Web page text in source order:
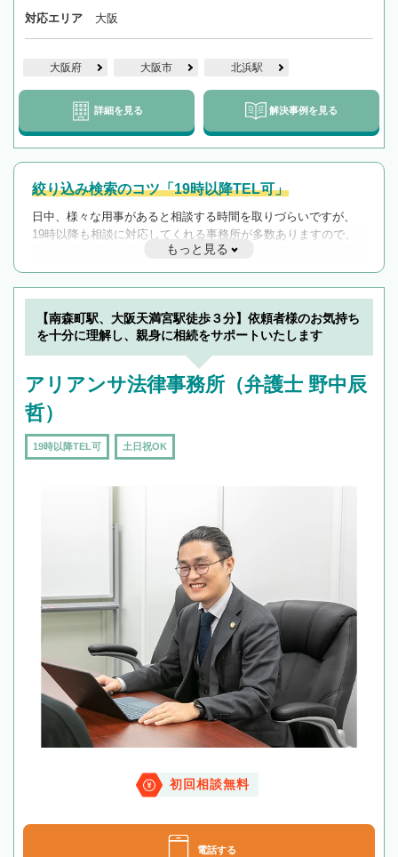
対応エリア 大阪
大阪府 大阪市 北浜駅
詳細を見る 解決事例を見る
絞り込み検索のコツ「19時以降TEL可」
日中、様々な用事があると相談する時間を取りづらいですが、
19時以降も相談に対応してくれる事務所が多数ありますので、
遅い時間の相談が増えそうな場合はそのような事務所に絞り込
んで検索してみましょう。
19時以降TEL可の条件
を加えて再検索
もっと見る
【南森町駅、大阪天満宮駅徒歩３分】依頼者様のお気持ち
を十分に理解し、親身に相続をサポートいたします
アリアンサ法律事務所（弁護士 野中辰
哲）
19時以降TEL可 土日祝OK
初回相談無料
電話する